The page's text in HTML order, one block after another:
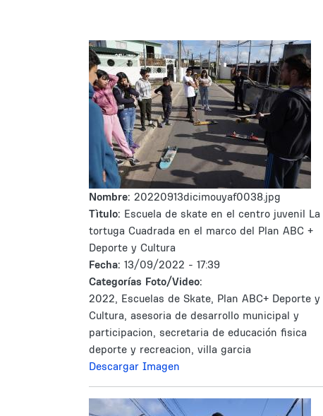
Nombre: 20220913dicimouyaf0038.jpg
Tìtulo: Escuela de skate en el centro juvenil La
tortuga Cuadrada en el marco del Plan ABC +
Deporte y Cultura
Fecha: 13/09/2022 - 17:39
Categorías Foto/Video:
2022, Escuelas de Skate, Plan ABC+ Deporte y
Cultura, asesoria de desarrollo municipal y
participacion, secretaria de educación fisica
deporte y recreacion, villa garcia
Descargar Imagen